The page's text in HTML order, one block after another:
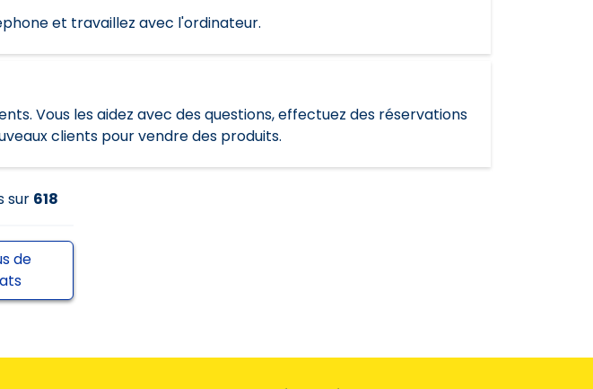
et travaillez avec l'ordinateur.
Vous les aidez avec des questions, effectuez des réservations
clients pour vendre des produits.
sur 618
de